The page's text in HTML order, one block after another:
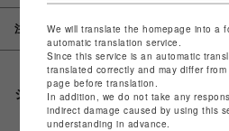
注意事項
シェアする
We will translate the homepage into a
automatic translation service.
Since this service is an automatic
translated correctly and may differ
page before translation.
In addition, we do not take any
indirect damage caused by using this
understanding in advance.